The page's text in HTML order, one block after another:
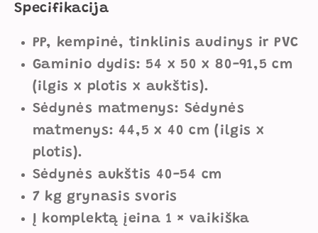
Specifikacija
PP, kempinė, tinklinis audinys ir PVC
Gaminio dydis: 54 x 50 x 80-91,5 cm
(ilgis x plotis x aukštis).
Sėdynės matmenys: Sėdynės
matmenys: 44,5 x 40 cm (ilgis x
plotis).
Sėdynės aukštis 40-54 cm
7 kg grynasis svoris
Į komplektą įeina 1 × vaikiška